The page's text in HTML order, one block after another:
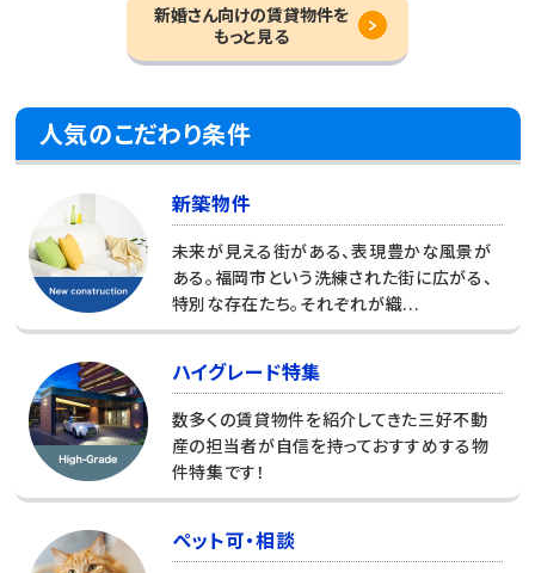
新婚さん向けの賃貸物件を
もっと見る
人気のこだわり条件
新築物件
未来が見える街がある、表現豊かな風景が
ある。福岡市という洗練された街に広がる、
特別な存在たち。それぞれが織...
ハイグレード特集
数多くの賃貸物件を紹介してきた三好不動
産の担当者が自信を持っておすすめする物
件特集です！
ペット可・相談